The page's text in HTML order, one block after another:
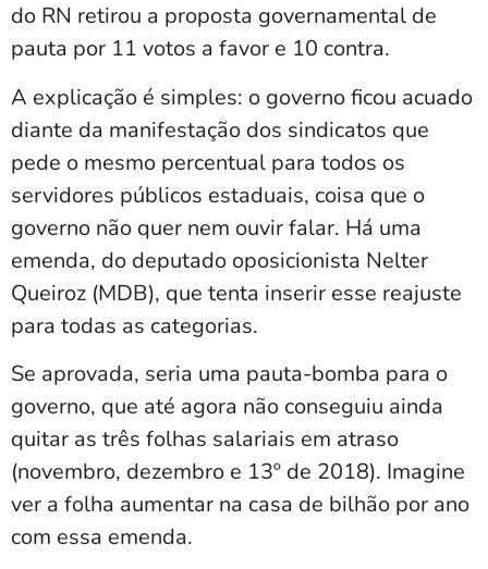
do RN retirou a proposta governamental de
pauta por 11 votos a favor e 10 contra.
A explicação é simples: o governo ficou acuado
diante da manifestação dos sindicatos que
pede o mesmo percentual para todos os
servidores públicos estaduais, coisa que o
governo não quer nem ouvir falar. Há uma
emenda, do deputado oposicionista Nelter
Queiroz (MDB), que tenta inserir esse reajuste
para todas as categorias.
Se aprovada, seria uma pauta-bomba para o
governo, que até agora não conseguiu ainda
quitar as três folhas salariais em atraso
(novembro, dezembro e 13º de 2018). Imagine
ver a folha aumentar na casa de bilhão por ano
com essa emenda.